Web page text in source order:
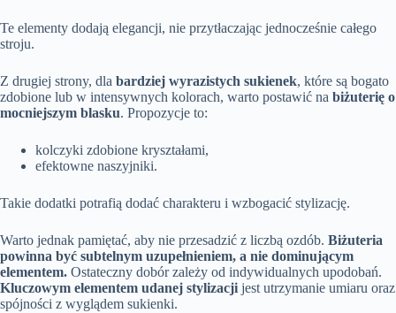
Te elementy dodają elegancji, nie przytłaczając jednocześnie całego
stroju.
Z drugiej strony, dla bardziej wyrazistych sukienek, które są bogato
zdobione lub w intensywnych kolorach, warto postawić na biżuterię o
mocniejszym blasku. Propozycje to:
kolczyki zdobione kryształami,
efektowne naszyjniki.
Takie dodatki potrafią dodać charakteru i wzbogacić stylizację.
Warto jednak pamiętać, aby nie przesadzić z liczbą ozdób. Biżuteria
powinna być subtelnym uzupełnieniem, a nie dominującym
elementem. Ostateczny dobór zależy od indywidualnych upodobań.
Kluczowym elementem udanej stylizacji jest utrzymanie umiaru oraz
spójności z wyglądem sukienki.